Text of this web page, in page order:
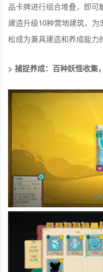
品卡牌进行组合堆叠，即可
建造升级10种营地建筑、
松成为兼具建造和养成能力
> 捕捉养成：百种妖怪收集